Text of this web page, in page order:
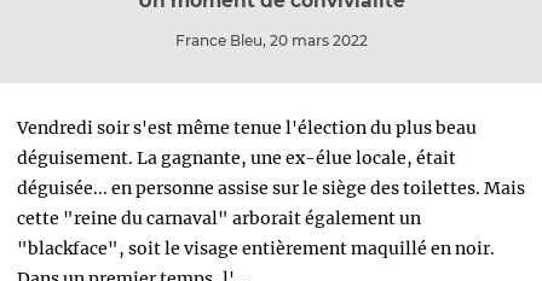
France Bleu, 20 mars 2022
Vendredi soir s'est même tenue l'élection du plus beau
déguisement. La gagnante, une ex-élue locale, était
déguisée... en personne assise sur le siège des toilettes. Mais
cette "reine du carnaval" arborait également un
"blackface", soit le visage entièrement maquillé en noir.